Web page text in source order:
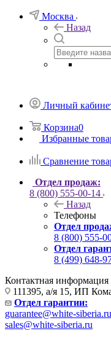
Москва
Назад
Личный
Корзина0
Избранные
Сравнение
Отдел продаж:
8 (800) 555-00-14
Назад
Телефоны
Отдел
8 (800) 555-
Отдел
8 (499) 648-
Контактная информация
111395, а/я 15, ИП
Отдел гарантии:
guarantee@white-siberia.ru
sales@white-siberia.ru